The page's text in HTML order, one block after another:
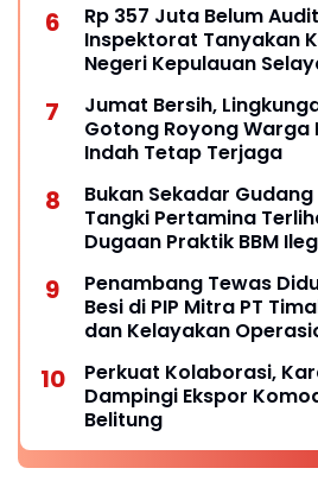
Bertindak
Rp 357 Juta Belum
Inspektorat Tanyakan
Negeri Kepulauan
Jumat Bersih,
Gotong Royong Warga
Indah Tetap Terjaga
Bukan Sekadar
Tangki Pertamina
Dugaan Praktik BBM
Penambang Tewas
Besi di PIP Mitra PT
dan Kelayakan
Perkuat Kolaborasi,
Dampingi Ekspor
Belitung